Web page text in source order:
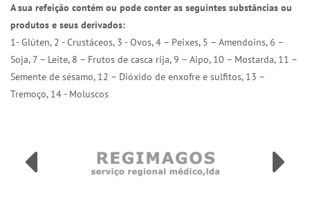
A sua refeição contém ou pode conter as seguintes substâncias ou
produtos e seus derivados:
1- Glúten, 2 - Crustáceos, 3 - Ovos, 4 – Peixes, 5 – Amendoins, 6 –
Soja, 7 – Leite, 8 – Frutos de casca rija, 9 – Aipo, 10 – Mostarda, 11 –
Semente de sésamo, 12 – Dióxido de enxofre e sulfitos, 13 –
Tremoço, 14 - Moluscos